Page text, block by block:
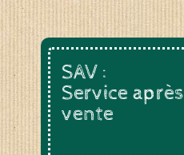
SAV :
Service après
vente